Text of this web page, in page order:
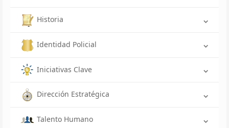
Historia
Identidad Policial
Iniciativas Clave
Dirección Estratégica
Talento Humano